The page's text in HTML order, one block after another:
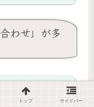
わせ」が多
トップ サイドバー